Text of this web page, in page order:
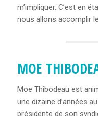
m’impliquer. C’est en
nous allons accomplir
MOE
Moe Thibodeau est
une dizaine d’années
présidente de son